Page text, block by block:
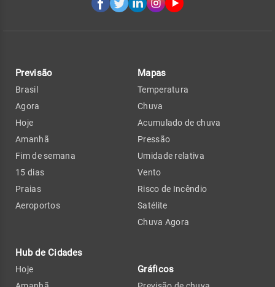
Previsão
Brasil
Agora
Hoje
Amanhã
Fim de semana
15 dias
Praias
Aeroportos
Hub de Cidades
Hoje
Mapas
Temperatura
Chuva
Acumulado de chuva
Pressão
Umidade relativa
Vento
Risco de Incêndio
Satélite
Chuva Agora
Gráficos